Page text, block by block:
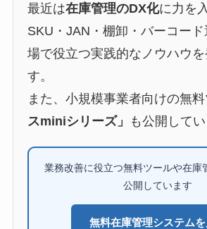
最近は在庫管理のDX化に力を
SKU・JAN・棚卸・バーコー
場で役立つ実践的なノウハウを
す。
また、小規模事業者向けの無
スminiシリーズ」
も公開してい
業務改善に役立つ無料ツールや在庫
公開しています
無料在庫管理システム